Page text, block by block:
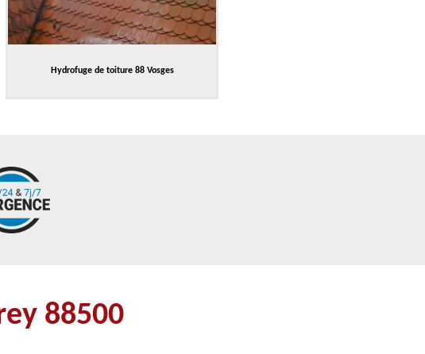
Hydrofuge de toiture 88 Vosges
88500